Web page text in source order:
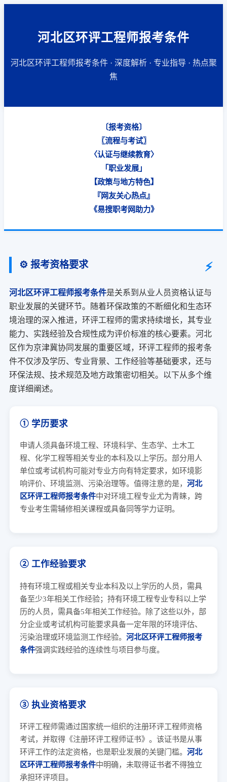
河北区环评工程师报考条件
河北区环评工程师报考条件 · 深度解析 · 专业指导 · 热点聚
焦
〔报考资格〕
〖流程与考试〗
〈认证与继续教育〉
「职业发展」
【政策与地方特色】
『网友关心热点』
《易搜职考网助力》
⚙️ 报考资格要求
河北区环评工程师报考条件是关系到从业人员资格认证与
职业发展的关键环节。随着环保政策的不断细化和生态环
境治理的深入推进，环评工程师的需求持续增长，其专业
能力、实践经验及合规性成为评价标准的核心要素。河北
区作为京津冀协同发展的重要区域，环评工程师的报考条
件不仅涉及学历、专业背景、工作经验等基础要求，还与
环保法规、技术规范及地方政策密切相关。以下从多个维
度详细阐述。
① 学历要求
申请人须具备环境工程、环境科学、生态学、土木工
程、化学工程等相关专业的本科及以上学历。部分用人
单位或考试机构可能对专业方向有特定要求，如环境影
响评价、环境监测、污染治理等。值得注意的是， 河北
区环评工程师报考条件中对环境工程专业尤为青睐，跨
专业考生需辅修相关课程或具备同等学力证明。
② 工作经验要求
持有环境工程或相关专业本科及以上学历的人员，需具
备至少3年相关工作经验；持有环境工程专业专科以上学
历的人员，需具备5年相关工作经验。除了这些以外，部
分企业或考试机构可能要求具备一定年限的环境评估、
污染治理或环境监测工作经验。 河北区环评工程师报考
条件强调实践经验的连续性与项目参与度。
③ 执业资格要求
环评工程师需通过国家统一组织的注册环评工程师资格
考试，并取得《注册环评工程师证书》。该证书是从事
环评工作的法定资格，也是职业发展的关键门槛。 河北
区环评工程师报考条件中明确，未取得证书者不得独立
承担环评项目。